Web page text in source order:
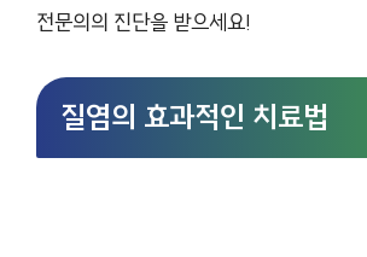
전문의의 진단을 받으세요!
질염의 효과적인 치료법